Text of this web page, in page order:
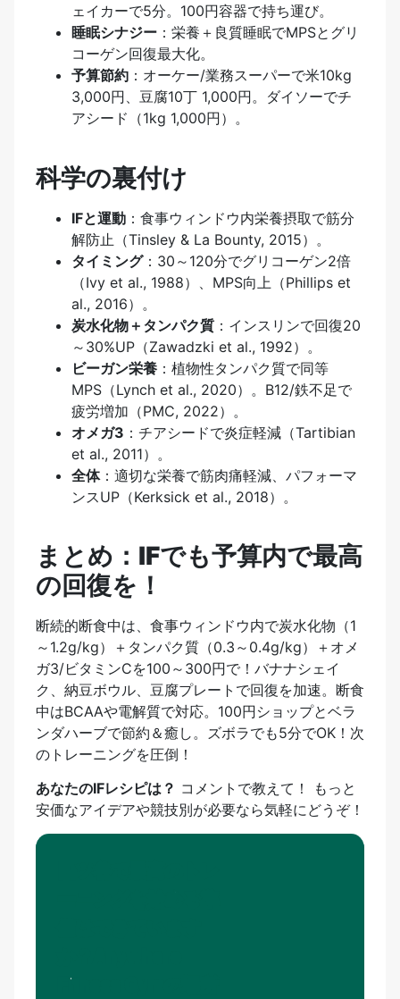
ェイカーで5分。100円容器で持ち運び。
睡眠シナジー ：栄養＋良質睡眠でMPSとグリ
コーゲン回復最大化。
予算節約 ：オーケー/業務スーパーで米10kg
3,000円、豆腐10丁 1,000円。ダイソーでチ
アシード（1kg 1,000円）。
科学の裏付け
IFと運動 ：食事ウィンドウ内栄養摂取で筋分
解防止（Tinsley & La Bounty, 2015）。
タイミング：30～120分でグリコーゲン2倍
（Ivy et al., 1988）、MPS向上（Phillips et
al., 2016）。
炭水化物＋タンパク質 ：インスリンで回復20
～30%UP（Zawadzki et al., 1992）。
ビーガン栄養 ：植物性タンパク質で同等
MPS（Lynch et al., 2020）。B12/鉄不足で
疲労増加（PMC, 2022）。
オメガ3 ：チアシードで炎症軽減（Tartibian
et al., 2011）。
全体：適切な栄養で筋肉痛軽減、パフォーマ
ンスUP（Kerksick et al., 2018）。
まとめ：IFでも予算内で最高
の回復を！
断続的断食中は、食事ウィンドウ内で炭水化物（1
～1.2g/kg）＋タンパク質（0.3～0.4g/kg）＋オメ
ガ3/ビタミンCを100～300円で！バナナシェイ
ク、納豆ボウル、豆腐プレートで回復を加速。断食
中はBCAAや電解質で対応。100円ショップとベラ
ンダハーブで節約＆癒し。ズボラでも5分でOK！次
のトレーニングを圧倒！
あなたのIFレシピは？ コメントで教えて！ もっと
安価なアイデアや競技別が必要なら気軽にどうぞ！
Fitness Gymの場所